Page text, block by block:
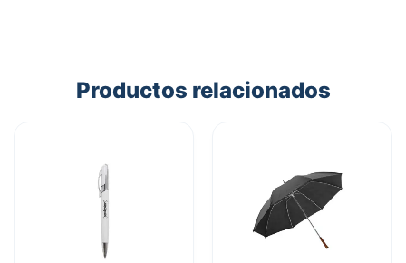
Productos relacionados